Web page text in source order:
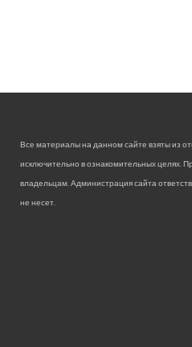
Все материалы на данном сайте взяты из
исключительно в ознакомительных целях.
владельцам. Администрация сайта
не несет.